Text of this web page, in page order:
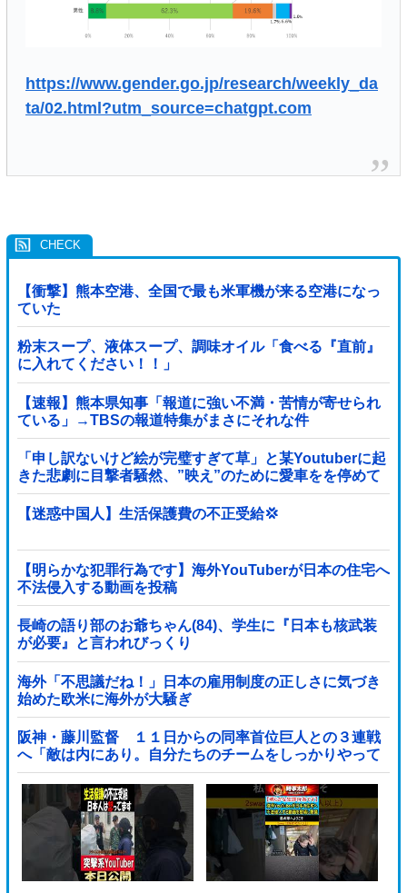
https://www.gender.go.jp/research/weekly_da
ta/02.html?utm_source=chatgpt.com
【衝撃】熊本空港、全国で最も米軍機が来る空港になっ
ていた
粉末スープ、液体スープ、調味オイル「食べる『直前』
に入れてください！！」
【速報】熊本県知事「報道に強い不満・苦情が寄せられ
ている」→TBSの報道特集がまさにそれな件
「申し訳ないけど絵が完璧すぎて草」と某Youtuberに起
きた悲劇に目撃者騒然、”映え”のために愛車をを停めて
撮影していたら……
【迷惑中国人】生活保護費の不正受給💢
【明らかな犯罪行為です】海外YouTuberが日本の住宅へ
不法侵入する動画を投稿
長崎の語り部のお爺ちゃん(84)、学生に『日本も核武装
が必要』と言われびっくり
海外「不思議だね！」日本の雇用制度の正しさに気づき
始めた欧米に海外が大騒ぎ
阪神・藤川監督 １１日からの同率首位巨人との３連戦
へ「敵は内にあり。自分たちのチームをしっかりやって
いく」他